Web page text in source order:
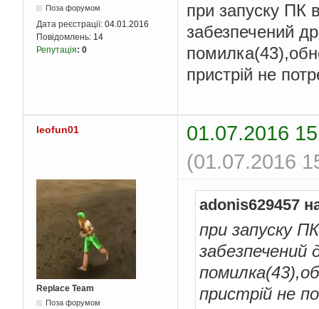
Поза форумом
Дата реєстрації: 04.01.2016
Повідомлень: 14
Репутація: 0
при запуску ПК
забезпечений
пристрій не
leofun01
01.07.2016
(01.07.2016
Replace Team
Поза форумом
adonis629457
при запуску
забезпечений
пристрій не